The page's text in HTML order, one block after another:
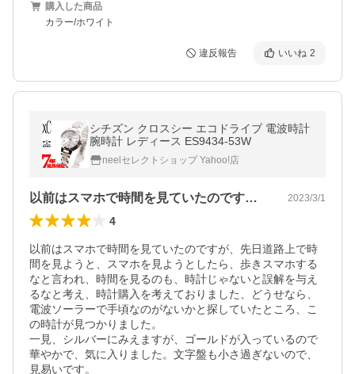
購入した商品
カラー/ホワイト
違反報告 いいね 2
シチズン クロスシー エコドライブ 電波時計
腕時計 レディース ES9434-53W
neelセレクトショップ Yahoo!店
以前はスマホで時間を見ていたのですが、… 2023/3/1
4
以前はスマホで時間を見ていたのですが、先日道路上で時
間を見ようと、スマホを見ようとしたら、歩きスマホする
なと言われ、時間を見るのも、時計じゃないと誤解を与え
るなと考え、時計購入を考えておりました、どうせなら、
電波ソーラーで手頃なのがないかと探していたところ、こ
の時計が見つかりました。
一見、シルバーにみえますが、ゴールドが入っているので
華やかで、気に入りました。文字盤も小さ過ぎないので、
見易いです。